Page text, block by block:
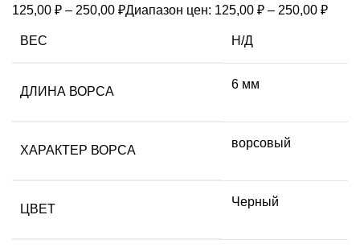
125,00 ₽ – 250,00 ₽Диапазон цен: 125,00 ₽ – 250,00 ₽
ВЕС Н/Д
ДЛИНА ВОРСА
6 мм
ХАРАКТЕР ВОРСА
ворсовый
ЦВЕТ
Черный